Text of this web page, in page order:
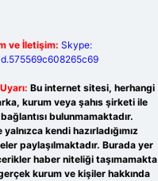
ve İletişim: Skype:
Bu internet sitesi, herhangi
kurum veya şahıs şirketi ile
bulunmamaktadır.
kendi hazırladığımız
paylaşılmaktadır. Burada yer
haber niteliği taşımamakta
kurum ve kişiler hakkında